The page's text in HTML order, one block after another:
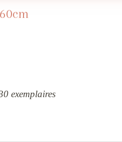
exemplaires